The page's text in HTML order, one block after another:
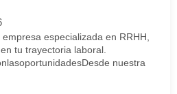
especializada en RRHH,
tu trayectoria laboral.
nuestra